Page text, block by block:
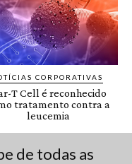
de todas as